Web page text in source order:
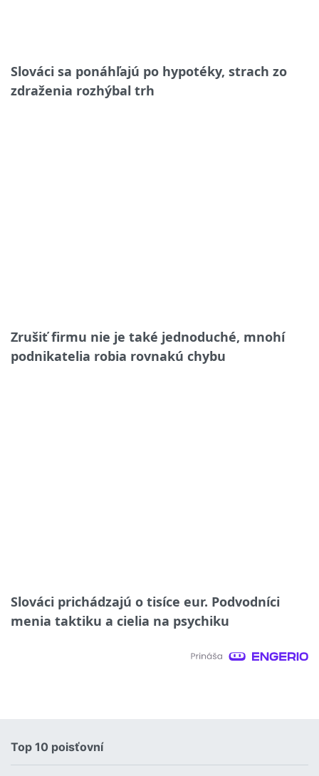
Slováci sa ponáhľajú po hypotéky, strach zo
zdraženia rozhýbal trh
Zrušiť firmu nie je také jednoduché, mnohí
podnikatelia robia rovnakú chybu
Slováci prichádzajú o tisíce eur. Podvodníci
menia taktiku a cielia na psychiku
Top 10 poisťovní